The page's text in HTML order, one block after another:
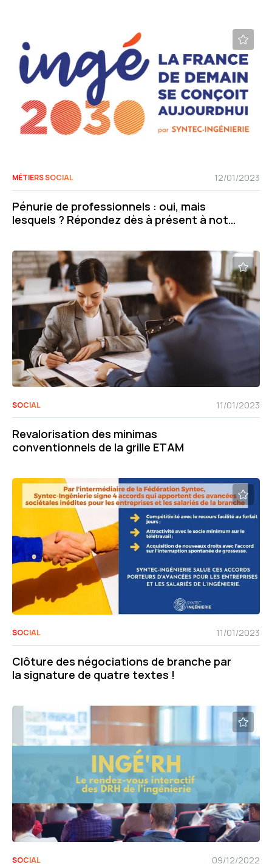
MÉTIERS SOCIAL 12/01/2023
Pénurie de professionnels : oui, mais
lesquels ? Répondez dès à présent à notre
SOCIAL 11/01/2023
Revalorisation des minimas
conventionnels de la grille ETAM
SOCIAL 11/01/2023
Clôture des négociations de branche par
la signature de quatre textes !
SOCIAL 09/12/2022